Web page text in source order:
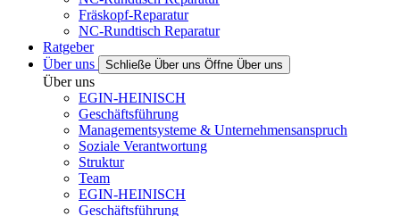
Fräskopf-Reparatur
NC-Rundtisch Reparatur
Ratgeber
Über uns
Schließe Über uns Öffne Über uns
Über uns
EGIN-HEINISCH
Geschäftsführung
Managementsysteme & Unternehmensanspruch
Soziale Verantwortung
Struktur
Team
EGIN-HEINISCH
Geschäftsführung